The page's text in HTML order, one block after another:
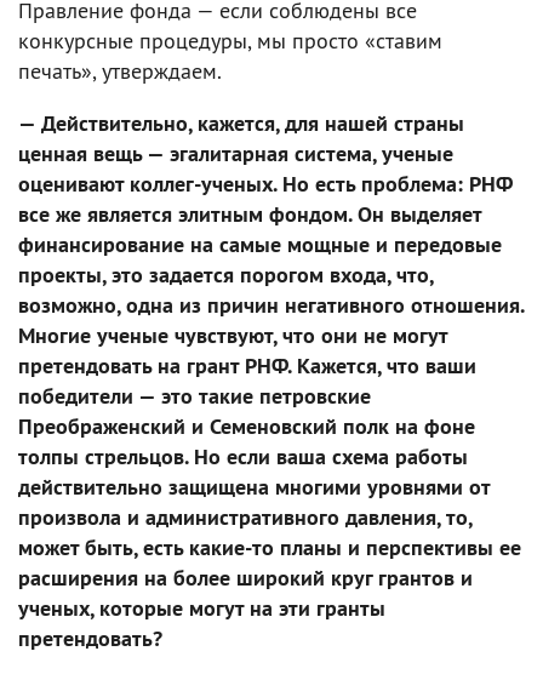
Правление фонда — если соблюдены все
конкурсные процедуры, мы просто «ставим
печать», утверждаем.
— Действительно, кажется, для нашей страны
ценная вещь — эгалитарная система, ученые
оценивают коллег-ученых. Но есть проблема: РНФ
все же является элитным фондом. Он выделяет
финансирование на самые мощные и передовые
проекты, это задается порогом входа, что,
возможно, одна из причин негативного отношения.
Многие ученые чувствуют, что они не могут
претендовать на грант РНФ. Кажется, что ваши
победители — это такие петровские
Преображенский и Семеновский полк на фоне
толпы стрельцов. Но если ваша схема работы
действительно защищена многими уровнями от
произвола и административного давления, то,
может быть, есть какие-то планы и перспективы ее
расширения на более широкий круг грантов и
ученых, которые могут на эти гранты
претендовать?